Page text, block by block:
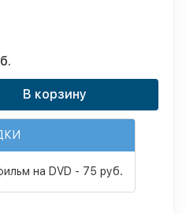
В корзину
на DVD - 75 руб.